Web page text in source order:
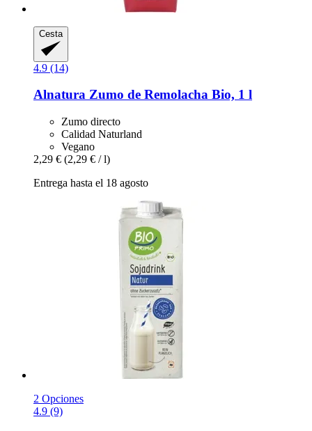
Cesta
4.9 (14)
Alnatura Zumo de Remolacha Bio, 1 l
Zumo directo
Calidad Naturland
Vegano
2,29 € (2,29 € / l)
Entrega hasta el 18 agosto
2 Opciones
4.9 (9)